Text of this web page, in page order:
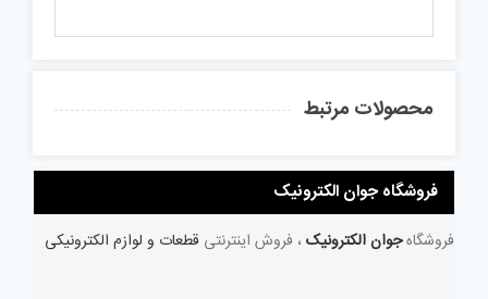
محصولات مرتبط
فروشگاه جوان الکترونیک
فروشگاهجوان الکترونیک ، فروش اینترنتی قطعات و لوازم الکترونیکی